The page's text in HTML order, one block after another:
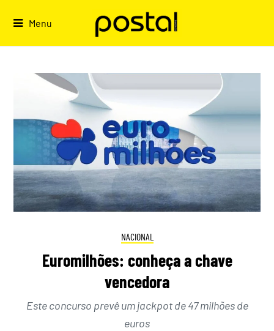
Menu
NACIONAL
Euromilhões: conheça a chave
vencedora
Este concurso prevê um jackpot de 47 milhões de
euros